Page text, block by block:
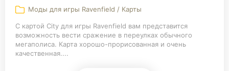
Моды для игры Ravenfield / Карты
С картой City для игры Ravenfield вам представится
возможность вести сражение в переулках обычного
мегаполиса. Карта хорошо-прорисованная и очень
качественная....